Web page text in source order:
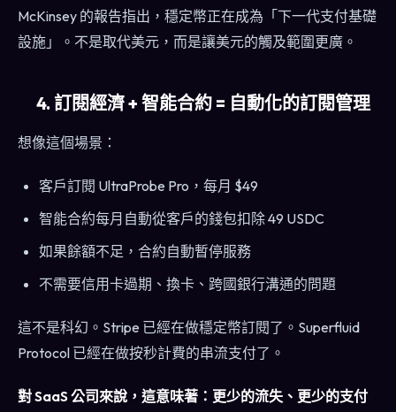
McKinsey 的報告指出，穩定幣正在成為「下一代支付基礎
設施」。不是取代美元，而是讓美元的觸及範圍更廣。
4. 訂閱經濟 + 智能合約 = 自動化的訂閱管理
想像這個場景：
客戶訂閱 UltraProbe Pro，每月 $49
智能合約每月自動從客戶的錢包扣除 49 USDC
如果餘額不足，合約自動暫停服務
不需要信用卡過期、換卡、跨國銀行溝通的問題
這不是科幻。Stripe 已經在做穩定幣訂閱了。Superfluid
Protocol 已經在做按秒計費的串流支付了。
對 SaaS 公司來說，這意味著：更少的流失、更少的支付